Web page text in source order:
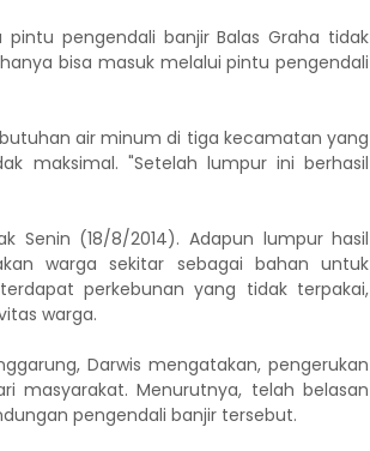
pengendali banjir Balas Graha tidak
bisa masuk melalui pintu pengendali
air minum di tiga kecamatan yang
maksimal. "Setelah lumpur ini berhasil
Senin (18/8/2014). Adapun lumpur hasil
warga sekitar sebagai bahan untuk
perkebunan yang tidak terpakai,
warga.
Darwis mengatakan, pengerukan
masyarakat. Menurutnya, telah belasan
pengendali banjir tersebut.